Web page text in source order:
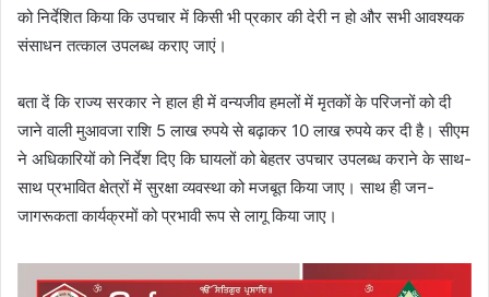
को निर्देशित किया कि उपचार में किसी भी प्रकार की देरी न हो और सभी आवश्यक
संसाधन तत्काल उपलब्ध कराए जाएं।
बता दें कि राज्य सरकार ने हाल ही में वन्यजीव हमलों में मृतकों के परिजनों को दी
जाने वाली मुआवजा राशि 5 लाख रुपये से बढ़ाकर 10 लाख रुपये कर दी है। सीएम
ने अधिकारियों को निर्देश दिए कि घायलों को बेहतर उपचार उपलब्ध कराने के साथ-
साथ प्रभावित क्षेत्रों में सुरक्षा व्यवस्था को मजबूत किया जाए। साथ ही जन-
जागरूकता कार्यक्रमों को प्रभावी रूप से लागू किया जाए।